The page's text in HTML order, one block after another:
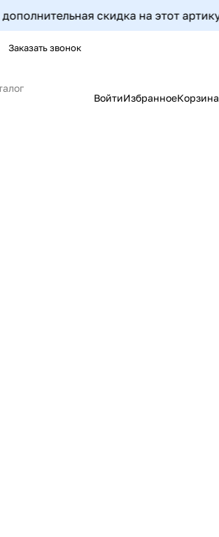
скидка на этот артикул
Заказать звонок
ВойтиИзбранноеКорзина